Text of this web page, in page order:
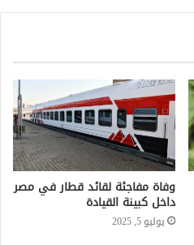
وفاة مفاجئة لقائد قطار في مصر
داخل كبينة القيادة
يوليو 5, 2025